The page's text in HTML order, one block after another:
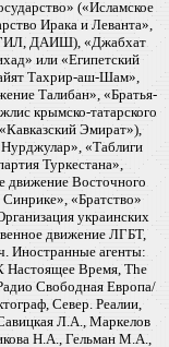
(«Исламское
Ирака и Леванта»,
ДАИШ), «Джабхат
или «Египетский
Тахрир-аш-Шам»,
Талибан», «Братья-
крымско-татарского
Эмират»),
«Таблиги
Туркестана»,
движение Восточного
«Братство»
украинских
движение ЛГБТ,
Иностранные агенты:
Настоящее Время, The
Свободная Европа/
Север. Реалии,
Л.А., Маркелов
Н.А., Гельман М.А.,